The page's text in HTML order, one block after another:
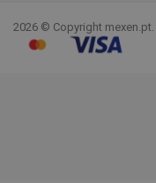
2026 © Copyright